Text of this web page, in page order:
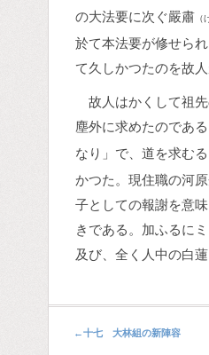
の大法要に次ぐ嚴肅
於て本法要が修せら
て久しかつたのを故
故人はかくして祖
塵外に求めたのであ
なり」で、道を求む
かつた。現住職の河
子としての報謝を意
きである。加ふるに
及び、全く人中の白
←十七 大林組の新陣容